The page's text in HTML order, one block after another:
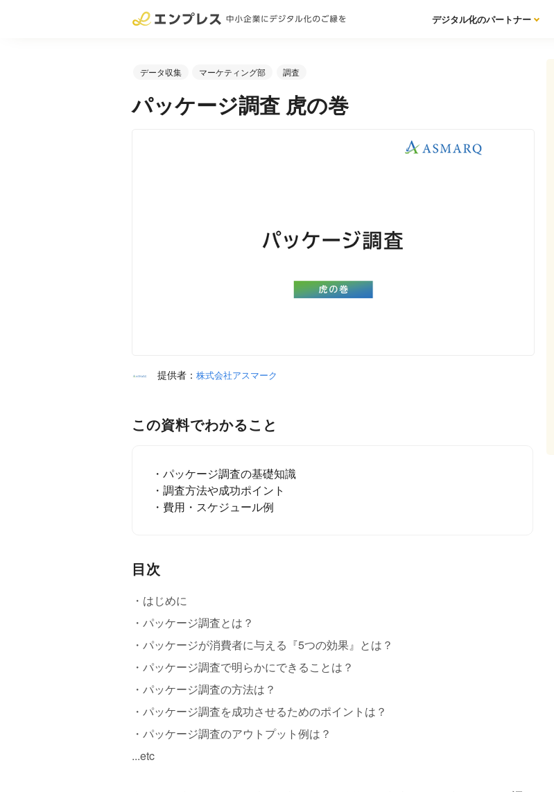
デジタル化のパートナー
データ収集 マーケティング部 調査
パッケージ調査 虎の巻
提供者： 株式会社アスマーク
この資料でわかること
・パッケージ調査の基礎知識
・調査方法や成功ポイント
・費用・スケジュール例
目次
・はじめに
・パッケージ調査とは？
・パッケージが消費者に与える『5つの効果』とは？
・パッケージ調査で明らかにできることは？
・パッケージ調査の方法は？
・パッケージ調査を成功させるためのポイントは？
・パッケージ調査のアウトプット例は？
...etc